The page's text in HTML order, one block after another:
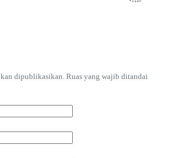
dipublikasikan. Ruas yang wajib ditandai